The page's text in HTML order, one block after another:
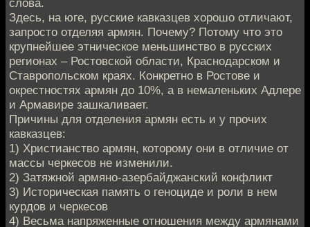
Здесь, на юге, русские кавказцев хорошо отличают,
запросто отделяя армян. Почему? Потому что это
крупнейшее этническое меньшинство в русских
регионах – Ростовской области, Краснодарском и
Ставропольском краях. Конкретно в Ростове и
окрестностях армян до 10%, а в немаленьких Адлере
и Армавире зашкаливает.
Причины для отделения армян есть и у прочих
кавказцев:
1) Христианство армян, которому они в отличие от
массы черкесов не изменили.
2) Затяжной армяно-азербайджанский конфликт
3) Историческая память о геноциде и роли в нем
курдов и черкесов
4) Весьма напряженные отношения между армянами